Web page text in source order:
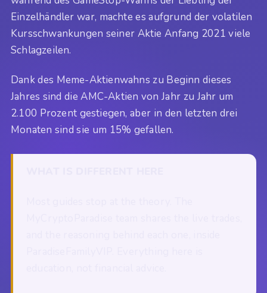
Einzelhändler war, machte es aufgrund der volatilen
Kursschwankungen seiner Aktie Anfang 2021 viele
Schlagzeilen.
Dank des Meme-Aktienwahns zu Beginn dieses
Jahres sind die AMC-Aktien von Jahr zu Jahr um
2.100 Prozent gestiegen, aber in den letzten drei
Monaten sind sie um 15% gefallen.